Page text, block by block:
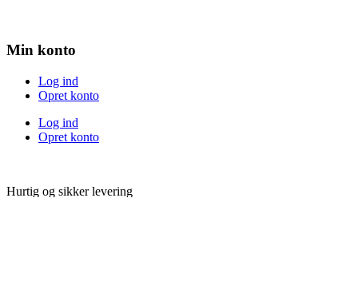
Min konto
Log ind
Opret konto
Log ind
Opret konto
Hurtig og sikker levering